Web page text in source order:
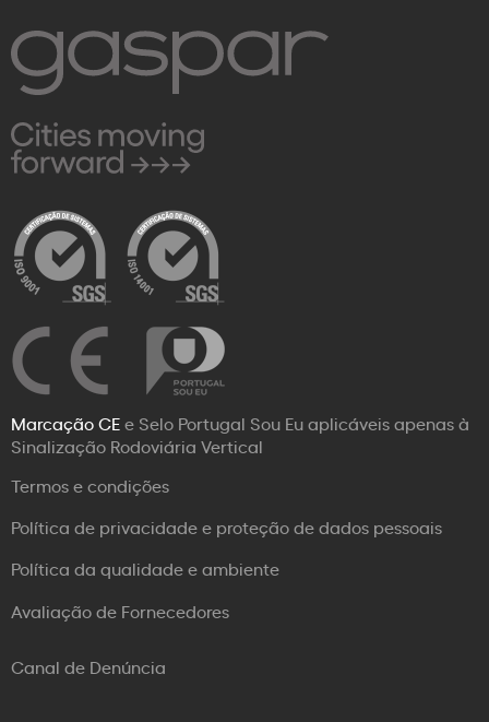
Marcação CEe Selo Portugal Sou Eu aplicáveis apenas à
Sinalização Rodoviária Vertical
Termos e condições
Política de privacidade e proteção de dados pessoais
Política da qualidade e ambiente
Avaliação de Fornecedores
Canal de Denúncia